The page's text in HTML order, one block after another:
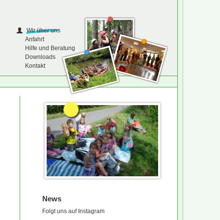
Wir über uns
Anfahrt
Hilfe und Beratung
Downloads
Kontakt
News
Folgt uns auf Instagram